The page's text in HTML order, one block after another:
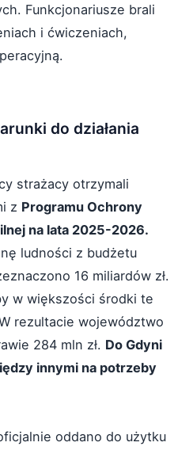
Funkcjonariusze brali
i ćwiczeniach,
do działania
strażacy otrzymali
z Programu Ochrony
na lata 2025-2026.
ludności z budżetu
16 miliardów zł.
w większości środki te
rezultacie województwo
284 mln zł. Do Gdyni
innymi na potrzeby
oddano do użytku